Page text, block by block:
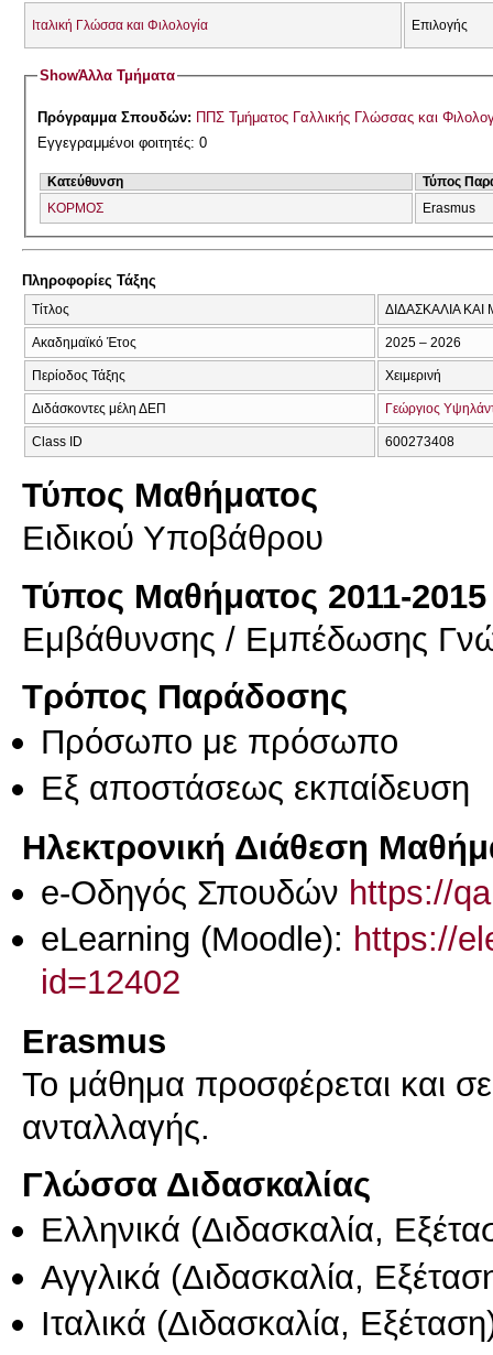
Ιταλική Γλώσσα και Φιλολογία Επιλογής
ShowΆλλα Τμήματα
Πρόγραμμα Σπουδών: ΠΠΣ Τμήματος Γαλλικής Γλώσσας και
Εγγεγραμμένοι φοιτητές: 0
Κατεύθυνση
Τύπος
ΚΟΡΜΟΣ
Erasmus
Πληροφορίες Τάξης
Τίτλος ΔΙΔΑΣΚΑΛΙΑ
Ακαδημαϊκό Έτος 2025 – 2026
Περίοδος Τάξης Χειμερινή
Διδάσκοντες μέλη ΔΕΠ Γεώργιος
Class ID 600273408
Τύπος Μαθήματος
Ειδικού Υποβάθρου
Τύπος Μαθήματος 2011-2015
Εμβάθυνσης / Εμπέδωσης
Τρόπος Παράδοσης
Πρόσωπο με πρόσωπο
Eξ απoστάσεως εκπαίδευση
Ηλεκτρονική Διάθεση
e-Οδηγός Σπουδών https://
eLearning (Moodle): https://
id=12402
Erasmus
Το μάθημα προσφέρεται και
ανταλλαγής.
Γλώσσα Διδασκαλίας
Ελληνικά (Διδασκαλία,
Αγγλικά (Διδασκαλία,
Ιταλικά (Διδασκαλία,